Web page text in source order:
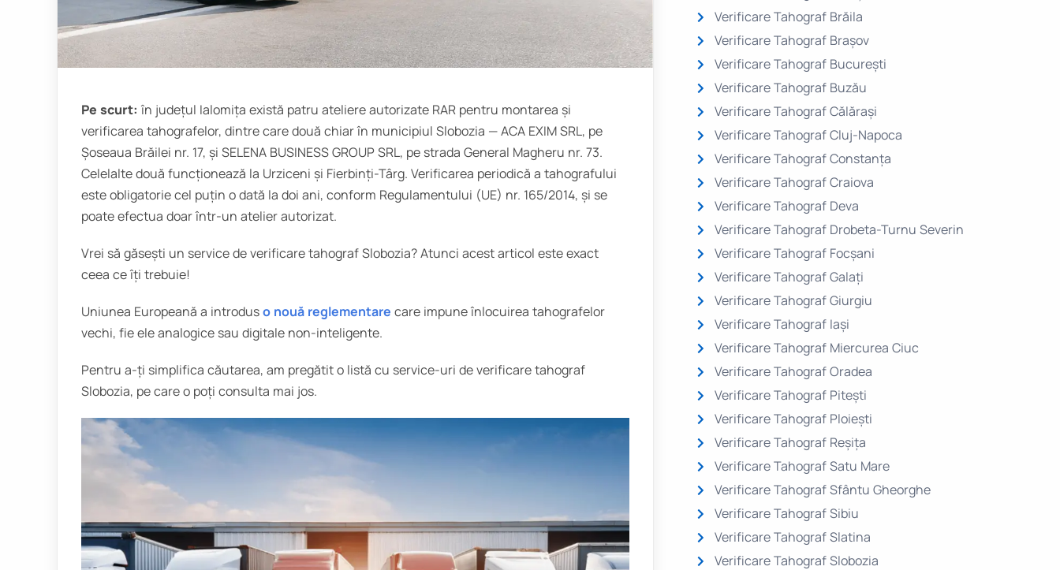
Pe scurt: în județul Ialomița există patru ateliere autorizate RAR pentru montarea și
verificarea tahografelor, dintre care două chiar în municipiul Slobozia — ACA EXIM SRL, pe
Șoseaua Brăilei nr. 17, și SELENA BUSINESS GROUP SRL, pe strada General Magheru nr. 73.
Celelalte două funcționează la Urziceni și Fierbinți-Târg. Verificarea periodică a tahografului
este obligatorie cel puțin o dată la doi ani, conform Regulamentului (UE) nr. 165/2014, și se
poate efectua doar într-un atelier autorizat.
Vrei să găsești un service de verificare tahograf Slobozia? Atunci acest articol este exact
ceea ce îți trebuie!
Uniunea Europeană a introduso nouă reglementare care impune înlocuirea tahografelor
vechi, fie ele analogice sau digitale non-inteligente.
Pentru a-ți simplifica căutarea, am pregătit o listă cu service-uri de verificare tahograf
Slobozia, pe care o poți consulta mai jos.
Verificare Tahograf Brăila
Verificare Tahograf Brașov
Verificare Tahograf București
Verificare Tahograf Buzău
Verificare Tahograf Călărași
Verificare Tahograf Cluj-Napoca
Verificare Tahograf Constanța
Verificare Tahograf Craiova
Verificare Tahograf Deva
Verificare Tahograf Drobeta-Turnu Severin
Verificare Tahograf Focșani
Verificare Tahograf Galați
Verificare Tahograf Giurgiu
Verificare Tahograf Iași
Verificare Tahograf Miercurea Ciuc
Verificare Tahograf Oradea
Verificare Tahograf Pitești
Verificare Tahograf Ploiești
Verificare Tahograf Reșița
Verificare Tahograf Satu Mare
Verificare Tahograf Sfântu Gheorghe
Verificare Tahograf Sibiu
Verificare Tahograf Slatina
Verificare Tahograf Slobozia